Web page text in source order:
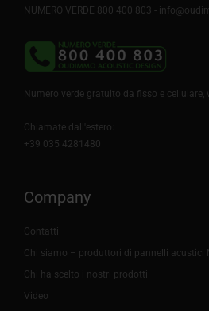
NUMERO VERDE 800 400 803 -
Numero verde gratuito da fisso e cellulare,
Chiamate dall'estero:
+39 035 4281480
Company
Contatti
Chi siamo – produttori di pannelli acustici
Chi ha scelto i nostri prodotti
Video